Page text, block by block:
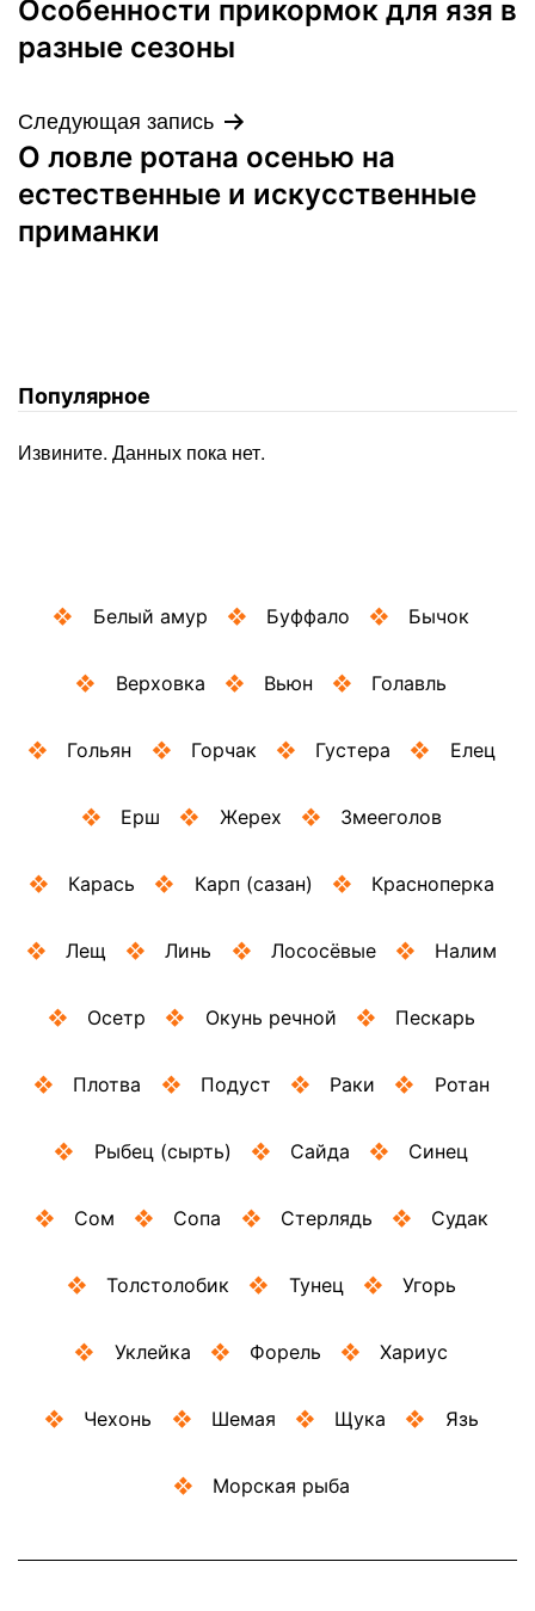
по
Особенности прикормок для язя в
разные сезоны
Следующая запись
О ловле ротана осенью на
естественные и искусственные
приманки
Популярное
Извините. Данных пока нет.
Белый амур Буффало Бычок
Верховка Вьюн Голавль
Гольян Горчак Густера Елец
Ерш Жерех Змееголов
Карась Карп (сазан) Красноперка
Лещ Линь Лососёвые Налим
Осетр Окунь речной Пескарь
Плотва Подуст Раки Ротан
Рыбец (сырть) Сайда Синец
Сом Сопа Стерлядь Судак
Толстолобик Тунец Угорь
Уклейка Форель Хариус
Чехонь Шемая Щука Язь
Морская рыба